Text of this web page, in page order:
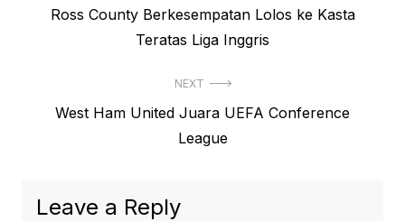
navigation
Previous
Ross County Berkesempatan Lolos ke Kasta
Teratas Liga Inggris
NEXT
NextWest Ham United Juara UEFA Conference
League
Leave a Reply